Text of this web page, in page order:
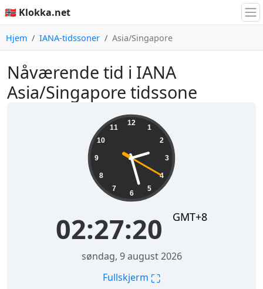
🇳🇴 Klokka.net
Hjem IANA-tidssoner Asia/Singapore
Nåværende tid i IANA
Asia/Singapore tidssone
12
1
2
3
4
5
6
7
8
9
10
11
02:27:20 GMT+8
søndag, 9 august 2026
Fullskjerm ⛶